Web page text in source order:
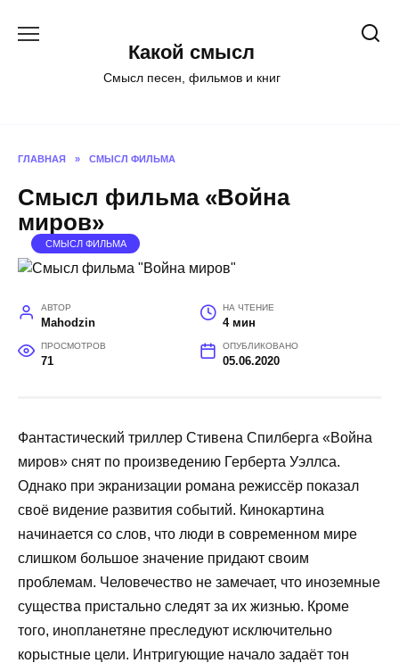
Какой смысл
Смысл песен, фильмов и книг
ГЛАВНАЯ » СМЫСЛ ФИЛЬМА
Смысл фильма «Война
миров»
СМЫСЛ ФИЛЬМА
АВТОР
Mahodzin
НА ЧТЕНИЕ
4 мин
ПРОСМОТРОВ
71
ОПУБЛИКОВАНО
05.06.2020
Фантастический триллер Стивена Спилберга «Война
миров» снят по произведению Герберта Уэллса.
Однако при экранизации романа режиссёр показал
своё видение развития событий. Кинокартина
начинается со слов, что люди в современном мире
слишком большое значение придают своим
проблемам. Человечество не замечает, что иноземные
существа пристально следят за их жизнью. Кроме
того, инопланетяне преследуют исключительно
корыстные цели. Интригующие начало задаёт тон